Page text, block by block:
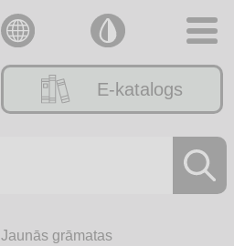
E-katalogs
Jaunās grāmatas